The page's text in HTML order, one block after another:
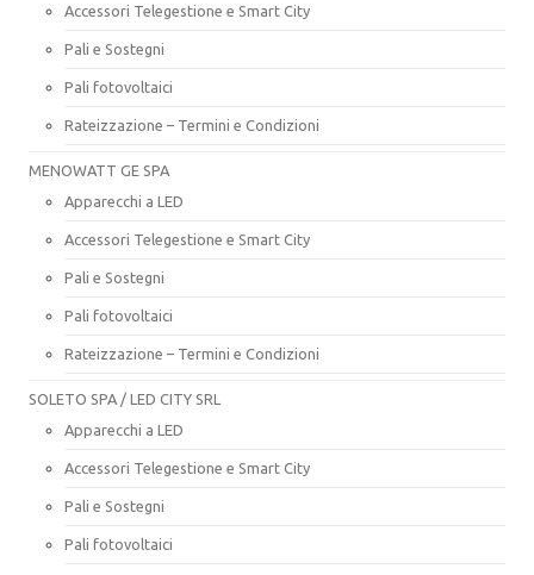
Accessori Telegestione e Smart City
Pali e Sostegni
Pali fotovoltaici
Rateizzazione – Termini e Condizioni
MENOWATT GE SPA
Apparecchi a LED
Accessori Telegestione e Smart City
Pali e Sostegni
Pali fotovoltaici
Rateizzazione – Termini e Condizioni
SOLETO SPA / LED CITY SRL
Apparecchi a LED
Accessori Telegestione e Smart City
Pali e Sostegni
Pali fotovoltaici